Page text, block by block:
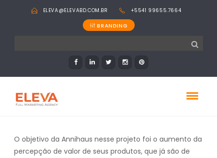
ELEVA@ELEVABD.COM.BR +5541 99655.7664
BRANDING
O objetivo da Annihaus nesse projeto foi o aumento da
percepção de valor de seus produtos, que já são de